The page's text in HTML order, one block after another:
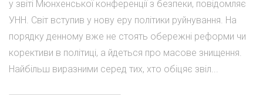
у звіті Мюнхенської конференції з безпеки, повідомляє
УНН. Світ вступив у нову еру політики руйнування. На
порядку денному вже не стоять обережні реформи чи
корективи в політиці, а йдеться про масове знищення.
Найбільш виразними серед тих, хто обіцяє звіл...